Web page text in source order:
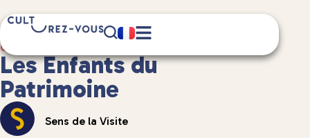
Culture
2 minute(s) de lecture
Les Enfants du
Patrimoine
Sens de la Visite